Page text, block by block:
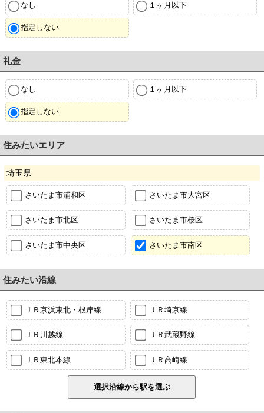
なし １ヶ月以下
指定しない
礼金
なし １ヶ月以下
指定しない
住みたいエリア
埼玉県
さいたま市浦和区 さいたま市大宮区
さいたま市北区 さいたま市桜区
さいたま市中央区 さいたま市南区
住みたい沿線
ＪＲ京浜東北・根岸線 ＪＲ埼京線
ＪＲ川越線 ＪＲ武蔵野線
ＪＲ東北本線 ＪＲ高崎線